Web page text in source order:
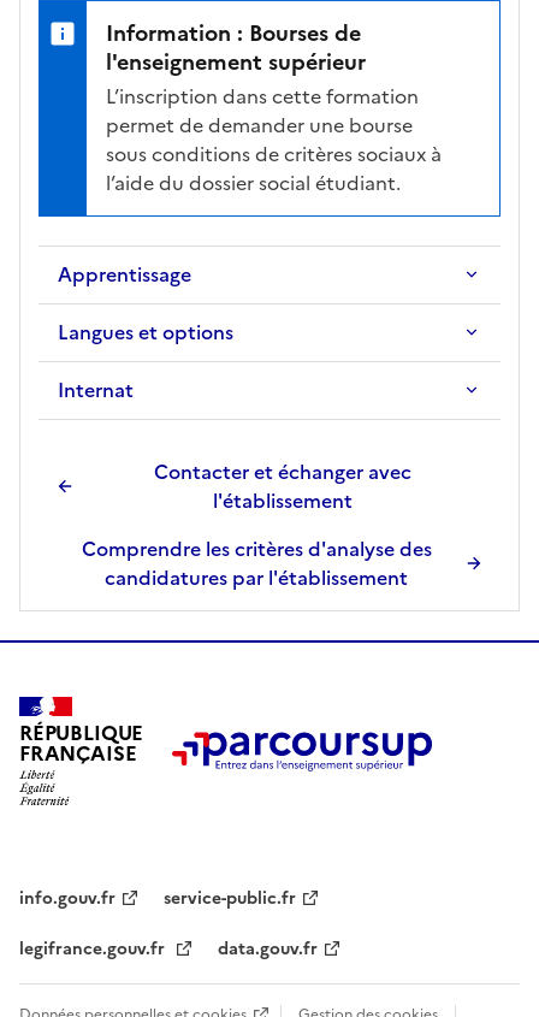
Information : Bourses de
l'enseignement supérieur
L’inscription dans cette formation
permet de demander une bourse
sous conditions de critères sociaux à
l’aide du dossier social étudiant.
Apprentissage
Langues et options
Internat
Contacter et échanger avec
l'établissement
Comprendre les critères d'analyse des
candidatures par l'établissement
RÉPUBLIQUE
FRANÇAISE
info.gouv.fr
service-public.fr
legifrance.gouv.fr
data.gouv.fr